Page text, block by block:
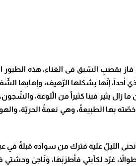
بقصبِ السّبق فى الغناء، هذه الطيور
أحداً، إنّها بشكلها الرّهيف، وإهابها
ما زال يثير فينا كثيراً من الّلوعة،
خصّته بها الطبيعةُ، وهي نعمةُ الحريّة،
الليلُ علية فترك من سواده قبلةً في
غرّد لكآبتي فأطرَبَهَا، وَنَاجىَ وحشتي